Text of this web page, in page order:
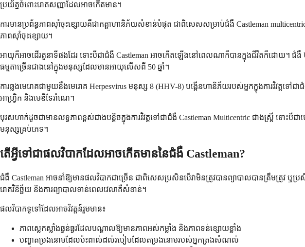
ប្រយ័ត្នចំពោះរោគសញ្ញាដែលអាចកើតមាន។
ការមានប្រព័ន្ធភាពស៊ាំចុះខ្សោយគឺជាកត្តាហានិភ័យសំខាន់បំផុត ជាពិសេសសម្រាប់ជំងឺ Castleman
ភាពស៊ាំចុះខ្សោយ។
អាយុក៏អាចដើរតួនាទីផងដែរ ទោះបីជាជំងឺ Castleman អាចកើតឡើងនៅពេលណាក៏បានក្នុងជីវិតក៏ដោយ។
ធម្មតាច្រើនជាងនៅក្នុងមនុស្សដែលមានអាយុលើសពី 50 ឆ្នាំ។
ការឆ្លងមេរោគជាមួយនឹងមេរោគ Herpesvirus មនុស្ស 8 (HHV-8) បង្កើនហានិភ័យរបស់អ្នកក្នុងការវិវត្តទៅ
អាហ្វ្រិក និងមេឌីទែរ៉ាណេ។
បុរសហាក់ដូចជាមានលទ្ធភាពខ្ពស់ជាងបន្តិចក្នុងការវិវត្តទៅជាជំងឺ Castleman Multicentric ជាងស្ត្រី
មនុស្សគ្រប់ភេទ។
តើអ្វីទៅជាផលវិបាកដែលអាចកើតមាននៃជំងឺ Castleman?
ជំងឺ Castleman អាចនាំឱ្យមានផលវិបាកជាច្រើន ជាពិសេសប្រសិនបើវាមិនត្រូវបានព្យាបាលបានត្រឹមត្រូ
រោគវិនិច្ឆ័យ និងការព្យាបាលទាន់ពេលវេលាគឺសំខាន់។
ផលវិបាកទូទៅដែលអាចវិវត្តន៍រួមមាន៖
ភាពស្លេកស្លាំងធ្ងន់ធ្ងរដែលបណ្តាលឱ្យមានភាពអស់កម្លាំង និងភាពទន់ខ្សោយខ្លាំង
បញ្ហាតម្រងនោមដែលប៉ះពាល់ដល់របៀបដែលតម្រងនោមរបស់អ្នកត្រងសំណល់